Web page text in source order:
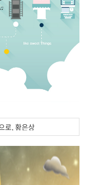
로, 황은상